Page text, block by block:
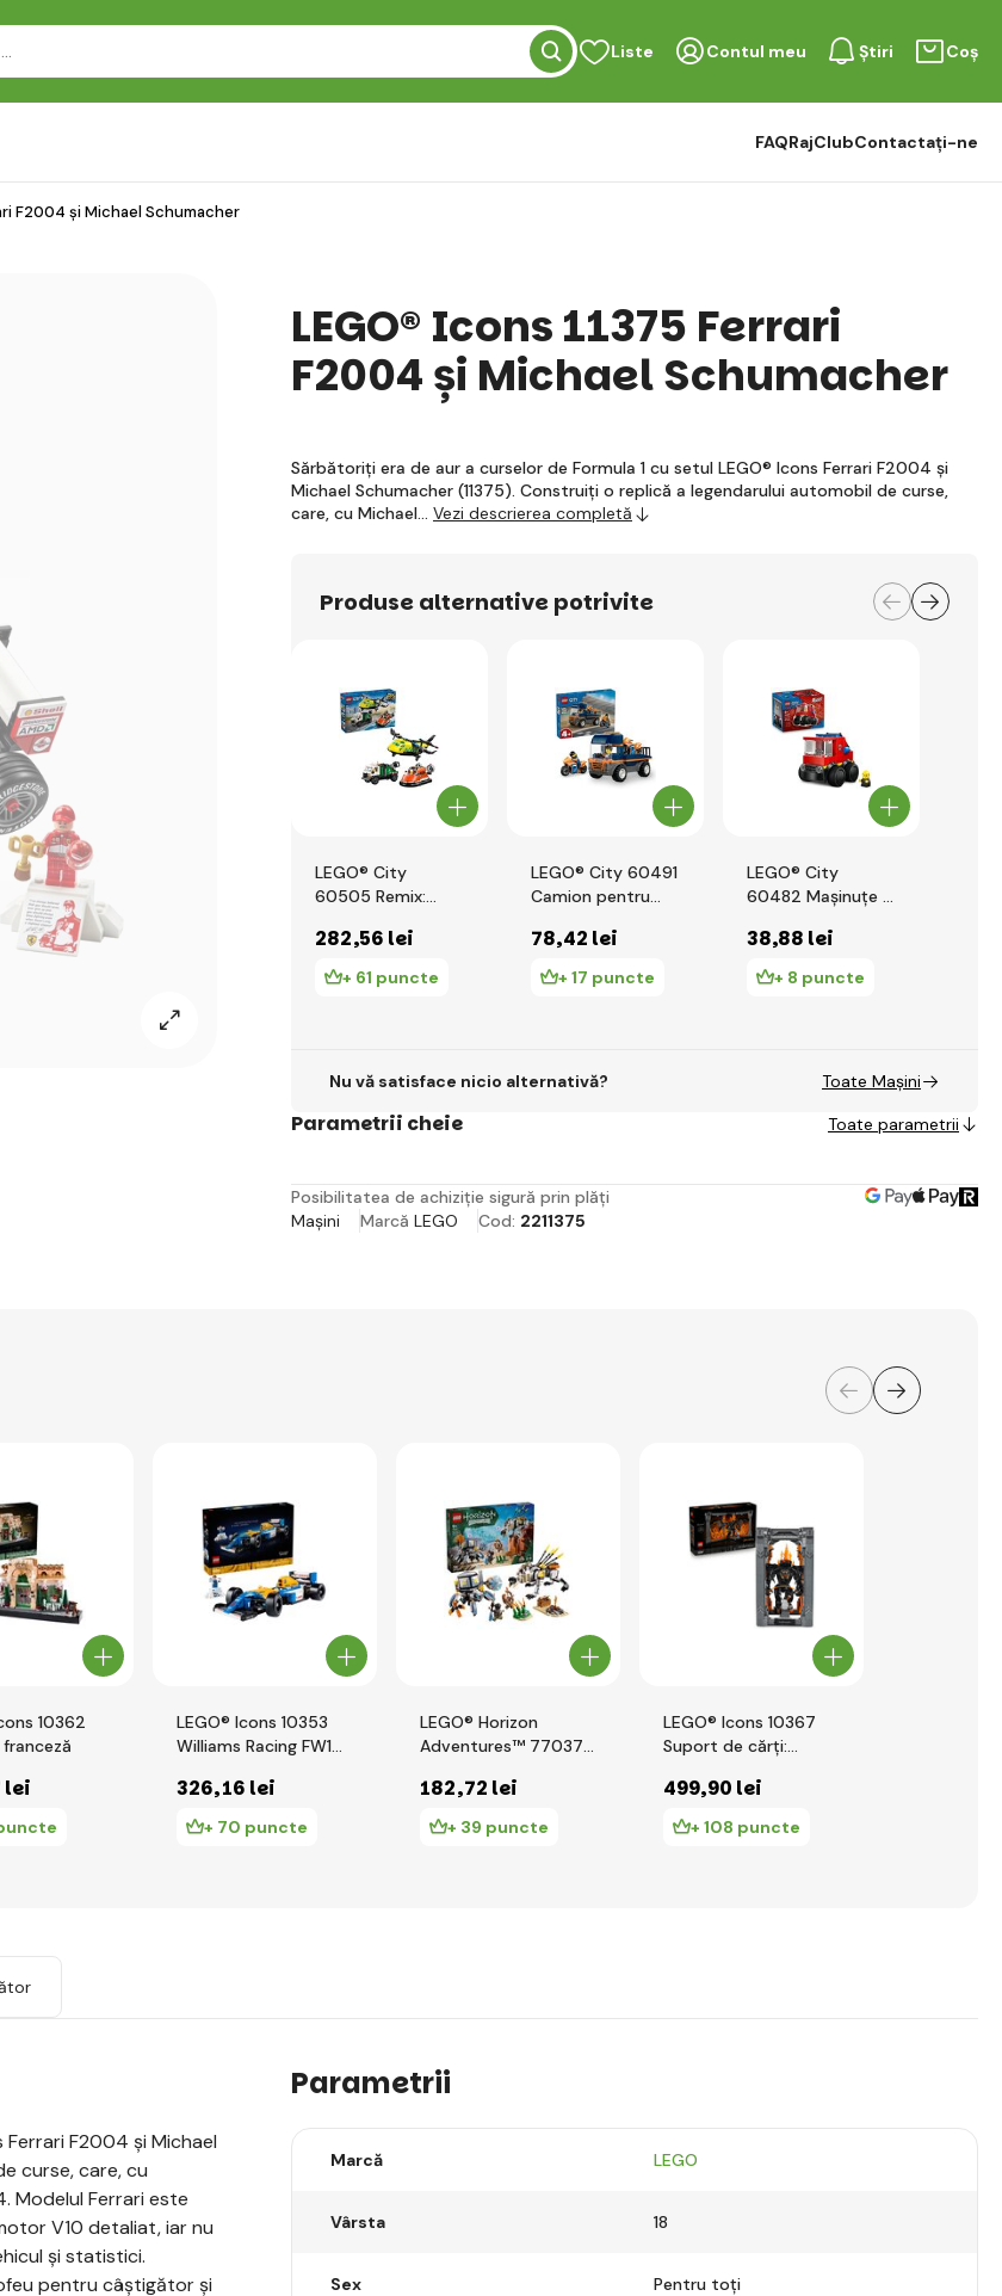
Liste Contul meu Știri Coș
FAQRajClubContactați-ne
F2004 și Michael Schumacher
LEGO® Icons 11375 Ferrari
F2004 și Michael Schumacher
Sărbătoriți era de aur a curselor de Formula 1 cu setul LEGO® Icons Ferrari F2004 și
Michael Schumacher (11375). Construiți o replică a legendarului automobil de curse,
care, cu Michael… Vezi descrierea completă
Produse alternative potrivite
LEGO® City
60505 Remix:
service și
hovercraft
282,56 lei
+ 61 puncte
LEGO® City 60491
Camion pentru
motocicletelor
78,42 lei
+ 17 puncte
LEGO® City
60482 Mașinuțe –
pompieri
38,88 lei
+ 8 puncte
Nu vă satisface nicio alternativă? Toate Mașini
Parametrii cheie Toate parametrii
Posibilitatea de achiziție sigură prin plăți
Mașini
Marcă LEGO Cod: 2211375
10362
lei
LEGO® Icons 10353
Williams Racing FW14B
326,16 lei
+ 70 puncte
LEGO® Horizon
Adventures™ 77037
Walker și Sawtooth
182,72 lei
+ 39 puncte
LEGO® Icons 10367
Suport de cărți:
Balrog™
499,90 lei
+ 108 puncte
F2004 și Michael
curse, care, cu
Modelul Ferrari este
V10 detaliat, iar nu
și statistici.
pentru câștigător și
Parametrii
Marcă LEGO
Vârsta 18
Sex Pentru toți